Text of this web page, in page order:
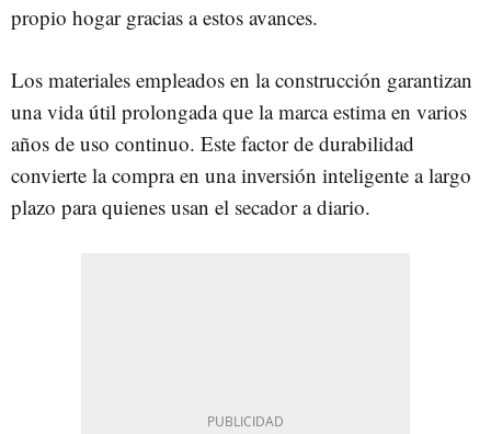
propio hogar gracias a estos avances.
Los materiales empleados en la construcción garantizan
una vida útil prolongada que la marca estima en varios
años de uso continuo. Este factor de durabilidad
convierte la compra en una inversión inteligente a largo
plazo para quienes usan el secador a diario.